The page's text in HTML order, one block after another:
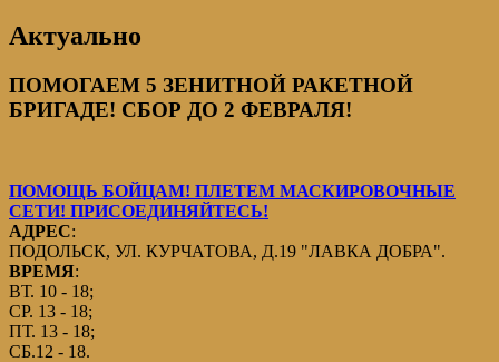
Актуально
ПОМОГАЕМ 5 ЗЕНИТНОЙ РАКЕТНОЙ
БРИГАДЕ! СБОР ДО 2 ФЕВРАЛЯ!
ПОМОЩЬ БОЙЦАМ! ПЛЕТЕМ МАСКИРОВОЧНЫЕ
СЕТИ! ПРИСОЕДИНЯЙТЕСЬ!
АДРЕС:
ПОДОЛЬСК, УЛ. КУРЧАТОВА, Д.19 "ЛАВКА ДОБРА".
ВРЕМЯ:
ВТ. 10 - 18;
СР. 13 - 18;
ПТ. 13 - 18;
СБ.12 - 18.